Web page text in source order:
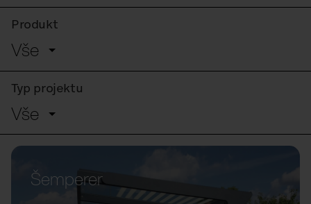
Produkt
Vše
Typ projektu
Vše
Šemperer